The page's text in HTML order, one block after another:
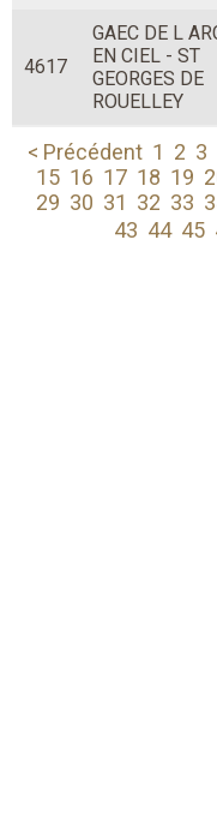
4617
GAEC DE L
EN CIEL - ST
GEORGES DE
ROUELLEY
4618
M. JEROME
GUILVARD -
DUREIL
GAEC
< Précédent 1 2 3
15 16 17 18 19
29 30 31 32 33
43 44 45